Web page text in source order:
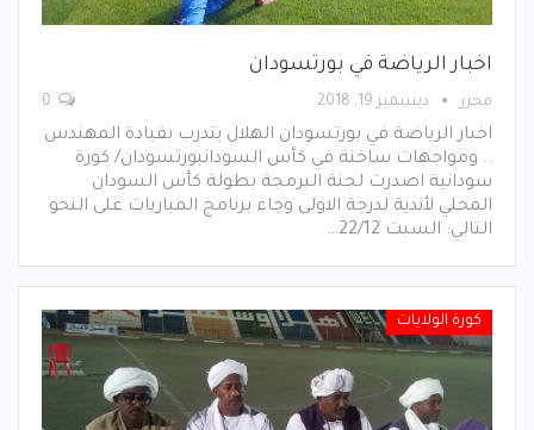
اخبار الرياضة في بورتسودان
محرر ديسمبر 19, 2018
اخبار الرياضة في بورتسودان الهلال يتدرب بقيادة المهندس
.. ومواجهات ساخنة في كأس السودانبورتسودان/ كورة
سودانية اصدرت لجنة البرمجة بطولة كأس السودان
المحلي لأندية لدرجة الاولى وجاء برنامج المباريات على النحو
التالي: السبت 22/12…
كورة الولايات